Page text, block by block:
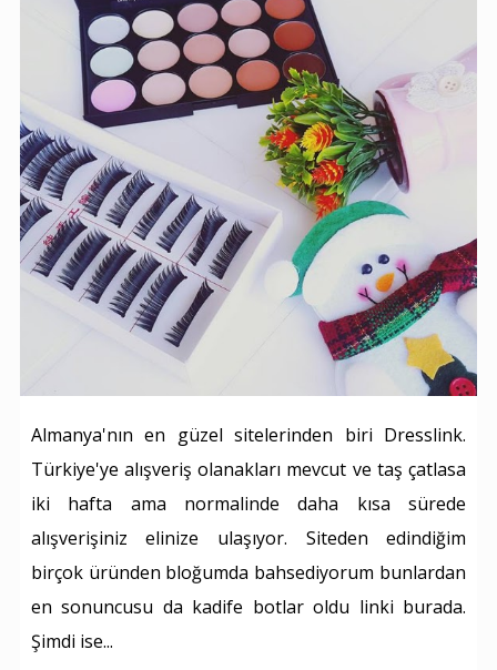
Almanya'nın en güzel sitelerinden biri Dresslink.
Türkiye'ye alışveriş olanakları mevcut ve taş çatlasa
iki hafta ama normalinde daha kısa sürede
alışverişiniz elinize ulaşıyor. Siteden edindiğim
birçok üründen bloğumda bahsediyorum bunlardan
en sonuncusu da kadife botlar oldu linki burada.
Şimdi ise...